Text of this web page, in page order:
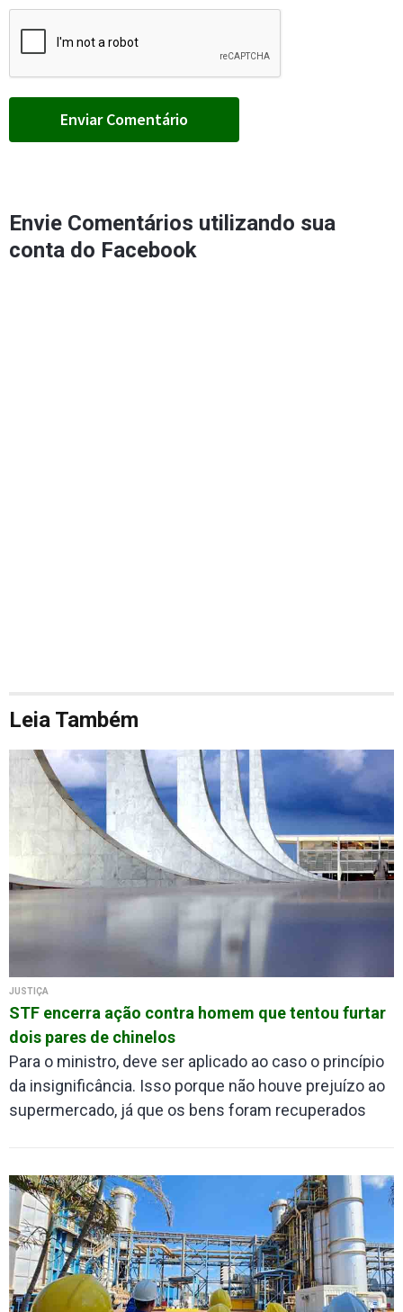
Envie Comentários utilizando sua
conta do Facebook
Leia Também
JUSTIÇA
STF encerra ação contra homem que tentou furtar
dois pares de chinelos
Para o ministro, deve ser aplicado ao caso o princípio
da insignificância. Isso porque não houve prejuízo ao
supermercado, já que os bens foram recuperados